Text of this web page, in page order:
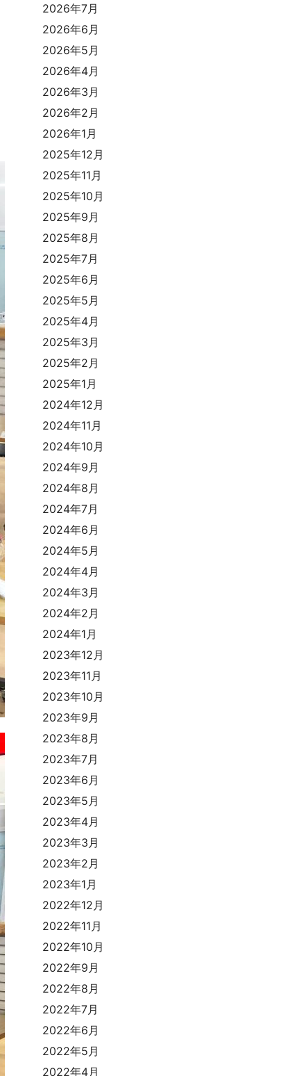
2026年7月
2026年6月
2026年5月
2026年4月
2026年3月
2026年2月
2026年1月
2025年12月
2025年11月
2025年10月
2025年9月
2025年8月
2025年7月
2025年6月
2025年5月
2025年4月
2025年3月
2025年2月
2025年1月
2024年12月
2024年11月
2024年10月
2024年9月
2024年8月
2024年7月
2024年6月
2024年5月
2024年4月
2024年3月
2024年2月
2024年1月
2023年12月
2023年11月
2023年10月
2023年9月
2023年8月
2023年7月
2023年6月
2023年5月
2023年4月
2023年3月
2023年2月
2023年1月
2022年12月
2022年11月
2022年10月
2022年9月
2022年8月
2022年7月
2022年6月
2022年5月
2022年4月